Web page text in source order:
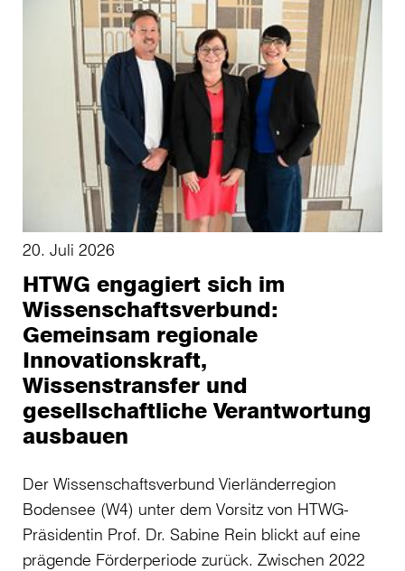
20. Juli 2026
HTWG engagiert sich im
Wissenschaftsverbund:
Gemeinsam regionale
Innovationskraft,
Wissenstransfer und
gesellschaftliche Verantwortung
ausbauen
Der Wissenschaftsverbund Vierländerregion
Bodensee (W4) unter dem Vorsitz von HTWG-
Präsidentin Prof. Dr. Sabine Rein blickt auf eine
prägende Förderperiode zurück. Zwischen 2022